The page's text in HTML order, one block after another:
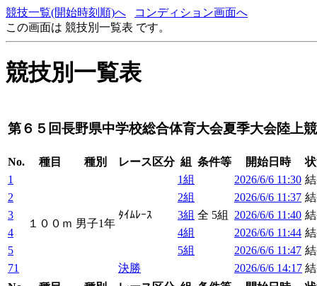
競技一覧(開始時刻順)へ
コンディション画面へ
この画面は 競技別一覧表 です。
競技別一覧表
第６５回長野県中学校総合体育大会夏季大会陸上
No. 種目 種別 レース区分 組 条件等 開始日時
1
１００ｍ 男子1年
ﾀｲﾑﾚｰｽ
1組
全 5組
2026/6/6 11:30
2
2組 2026/6/6 11:37
3
3組 2026/6/6 11:40
4
4組 2026/6/6 11:44
5
5組 2026/6/6 11:47
71
決勝 2026/6/6 14:17